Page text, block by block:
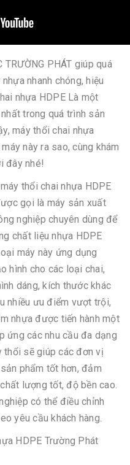
PHÁT giúp quá
nhanh chóng, hiệu
nhựa HDPE Là một
trong quá trình sản
máy thổi chai nhựa
này ra sao, cùng khám
đây nhé!
thổi chai nhựa HDPE
gọi là máy sản xuất
nghiệp chuyên dùng để
chất liệu nhựa HDPE
máy này ứng dụng
hình cho các loại chai,
dáng, kích thước khác
nhiều ưu điểm vượt trội,
nhựa được tiến hành một
ứng các nhu cầu đa dạng
thổi sẽ giúp các đơn vị
phẩm tốt hơn, đảm
lượng tốt, độ bền cao.
có thể điều chỉnh
yêu cầu khách hàng.
HDPE Trường Phát